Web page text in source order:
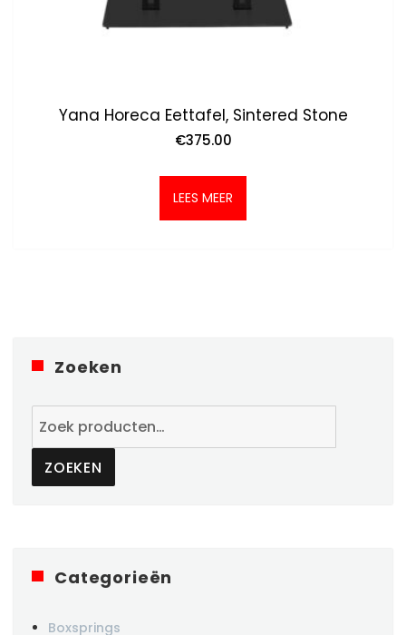
Yana Horeca Eettafel, Sintered Stone
€375.00
LEES MEER
Zoeken
ZOEKEN
Categorieën
Boxsprings